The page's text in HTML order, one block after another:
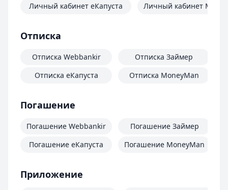
Личный кабинет еКапуста
Личный кабинет
Отписка
Отписка Webbankir
Отписка еКапуста
Отписка Займер
Отписка MoneyMan
Погашение
Погашение Webbankir
Погашение еКапуста
Погашение Займер
Погашение MoneyMan
Приложение